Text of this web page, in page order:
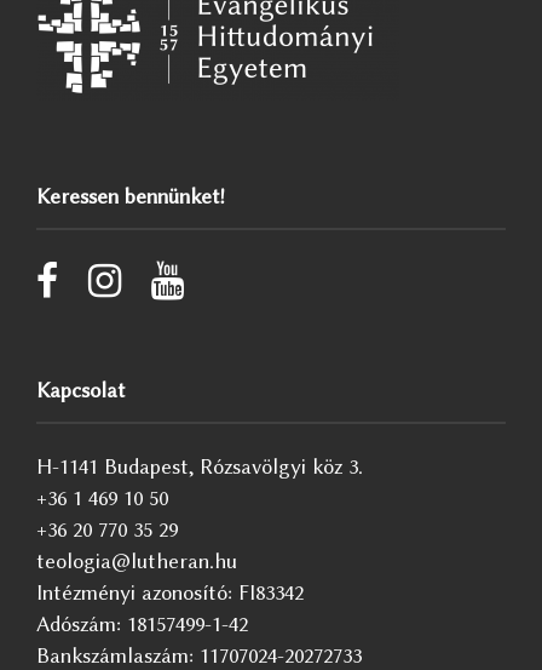
Keressen bennünket!
Kapcsolat
H-1141 Budapest, Rózsavölgyi köz 3.
+36 1 469 10 50
+36 20 770 35 29
teologia@lutheran.hu
Intézményi azonosító: FI83342
Adószám: 18157499-1-42
Bankszámlaszám: 11707024-20272733